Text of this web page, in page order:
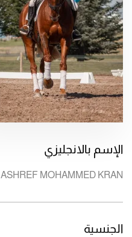
الإسم بالانجليزي
ASHREF MOHAMMED KRAN
الجنسية